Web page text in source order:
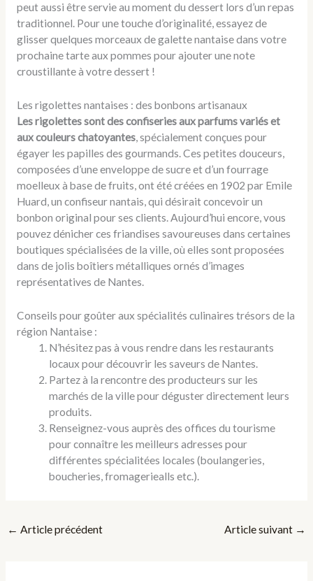
peut aussi être servie au moment du dessert lors d’un repas
traditionnel. Pour une touche d’originalité, essayez de
glisser quelques morceaux de galette nantaise dans votre
prochaine tarte aux pommes pour ajouter une note
croustillante à votre dessert !
Les rigolettes nantaises : des bonbons artisanaux
Les rigolettes sont des confiseries aux parfums variés et
aux couleurs chatoyantes, spécialement conçues pour
égayer les papilles des gourmands. Ces petites douceurs,
composées d’une enveloppe de sucre et d’un fourrage
moelleux à base de fruits, ont été créées en 1902 par Emile
Huard, un confiseur nantais, qui désirait concevoir un
bonbon original pour ses clients. Aujourd’hui encore, vous
pouvez dénicher ces friandises savoureuses dans certaines
boutiques spécialisées de la ville, où elles sont proposées
dans de jolis boîtiers métalliques ornés d’images
représentatives de Nantes.
Conseils pour goûter aux spécialités culinaires trésors de la
région Nantaise :
N’hésitez pas à vous rendre dans les restaurants
locaux pour découvrir les saveurs de Nantes.
Partez à la rencontre des producteurs sur les
marchés de la ville pour déguster directement leurs
produits.
Renseignez-vous auprès des offices du tourisme
pour connaître les meilleurs adresses pour
différentes spécialitées locales (boulangeries,
boucheries, fromageriealls etc.).
← Article précédent Article suivant →